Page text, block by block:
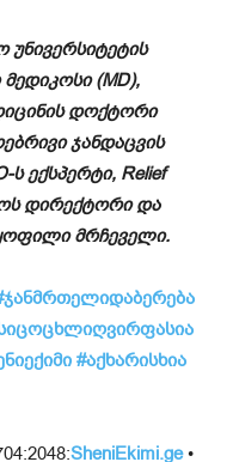
უნივერსიტეტის
(MD),
დოქტორი
ჯანდაცვის
ს ექსპერტი, Relief
დირექტორი და
მრჩეველი.
ჯანმრთელიდაბერება
#აქხარისხია
SheniEkimi.ge•